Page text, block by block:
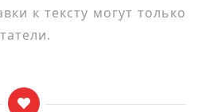
к тексту могут только